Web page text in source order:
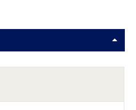
史を持ち、千葉県南部の基幹病院